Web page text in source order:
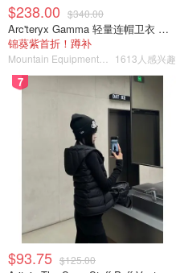
$238.00 $340.00
Arc'teryx Gamma 轻量连帽卫衣 女款
锦葵紫首折！蹲补
1613人感兴趣
7
$93.75 $125.00